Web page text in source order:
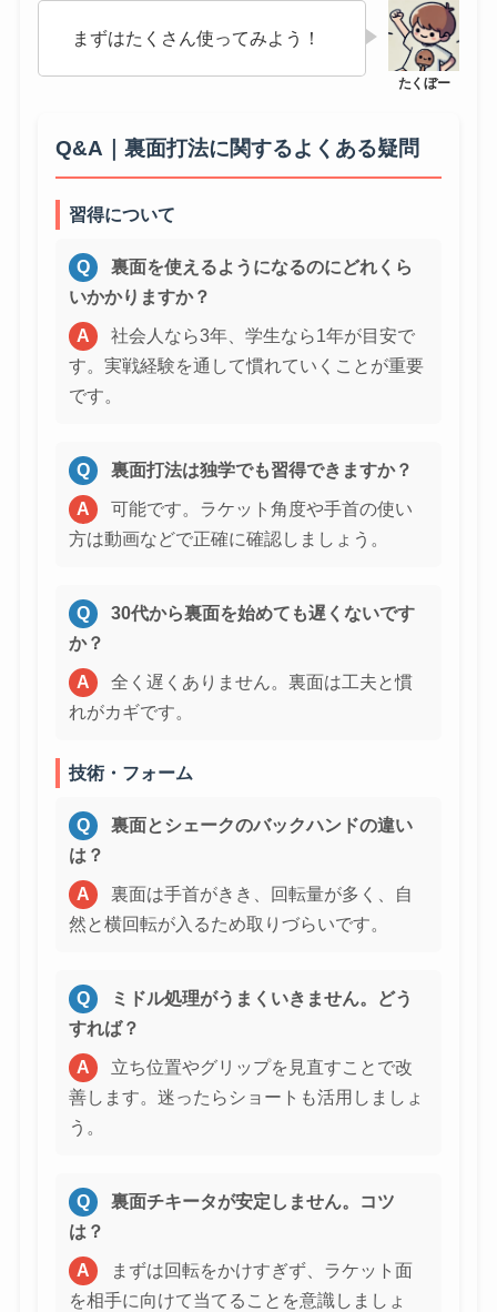
まずはたくさん使ってみよう！
Q&A｜裏面打法に関するよくある疑問
習得について
Q
裏面を使えるようになるのにどれくら
いかかりますか？
A
社会人なら3年、学生なら1年が目安で
す。実戦経験を通して慣れていくことが重要
です。
Q 裏面打法は独学でも習得できますか？
A
可能です。ラケット角度や手首の使い
方は動画などで正確に確認しましょう。
Q
30代から裏面を始めても遅くないです
か？
A
全く遅くありません。裏面は工夫と慣
れがカギです。
技術・フォーム
Q
裏面とシェークのバックハンドの違い
は？
A
裏面は手首がきき、回転量が多く、自
然と横回転が入るため取りづらいです。
Q
ミドル処理がうまくいきません。どう
すれば？
A
立ち位置やグリップを見直すことで改
善します。迷ったらショートも活用しましょ
う。
Q
裏面チキータが安定しません。コツ
は？
A
まずは回転をかけすぎず、ラケット面
を相手に向けて当てることを意識しましょ